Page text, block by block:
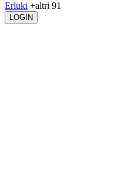
Erluki +altri 91
LOGIN